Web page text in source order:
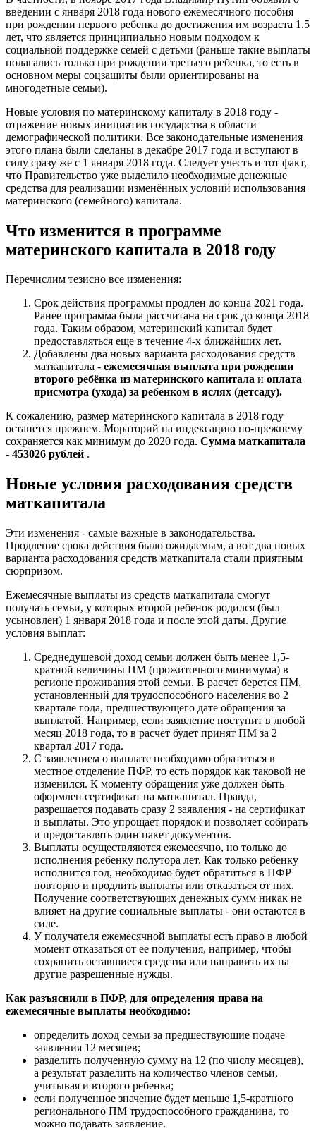
введении с января 2018 года нового ежемесячного пособия
при рождении первого ребенка до достижения им возраста 1.5
лет, что является принципиально новым подходом к
социальной поддержке семей с детьми (раньше такие выплаты
полагались только при рождении третьего ребенка, то есть в
основном меры соцзащиты были ориентированы на
многодетные семьи).
Новые условия по материнскому капиталу в 2018 году -
отражение новых инициатив государства в области
демографической политики. Все законодательные изменения
этого плана были сделаны в декабре 2017 года и вступают в
силу сразу же с 1 января 2018 года. Следует учесть и тот факт,
что Правительство уже выделило необходимые денежные
средства для реализации изменённых условий использования
материнского (семейного) капитала.
Что изменится в программе
материнского капитала в 2018 году
Перечислим тезисно все изменения:
Срок действия программы продлен до конца 2021 года.
Ранее программа была рассчитана на срок до конца 2018
года. Таким образом, материнский капитал будет
предоставляться еще в течение 4-х ближайших лет.
Добавлены два новых варианта расходования средств
маткапитала - ежемесячная выплата при рождении
второго ребёнка из материнского капитала и оплата
присмотра (ухода) за ребенком в яслях (детсаду).
К сожалению, размер материнского капитала в 2018 году
останется прежнем. Мораторий на индексацию по-прежнему
сохраняется как минимум до 2020 года. Сумма маткапитала
- 453026 рублей .
Новые условия расходования средств
маткапитала
Эти изменения - самые важные в законодательства.
Продление срока действия было ожидаемым, а вот два новых
варианта расходования средств маткапитала стали приятным
сюрпризом.
Ежемесячные выплаты из средств маткапитала смогут
получать семьи, у которых второй ребенок родился (был
усыновлен) 1 января 2018 года и после этой даты. Другие
условия выплат:
Среднедушевой доход семьи должен быть менее 1,5-
кратной величины ПМ (прожиточного минимума) в
регионе проживания этой семьи. В расчет берется ПМ,
установленный для трудоспособного населения во 2
квартале года, предшествующего дате обращения за
выплатой. Например, если заявление поступит в любой
месяц 2018 года, то в расчет будет принят ПМ за 2
квартал 2017 года.
С заявлением о выплате необходимо обратиться в
местное отделение ПФР, то есть порядок как таковой не
изменился. К моменту обращения уже должен быть
оформлен сертификат на маткапитал. Правда,
разрешается подавать сразу 2 заявления - на сертификат
и выплаты. Это упрощает порядок и позволяет собирать
и предоставлять один пакет документов.
Выплаты осуществляются ежемесячно, но только до
исполнения ребенку полутора лет. Как только ребенку
исполнится год, необходимо будет обратиться в ПФР
повторно и продлить выплаты или отказаться от них.
Получение соответствующих денежных сумм никак не
влияет на другие социальные выплаты - они остаются в
силе.
У получателя ежемесячной выплаты есть право в любой
момент отказаться от ее получения, например, чтобы
сохранить оставшиеся средства или направить их на
другие разрешенные нужды.
Как разъяснили в ПФР, для определения права на
ежемесячные выплаты необходимо:
определить доход семьи за предшествующие подаче
заявления 12 месяцев;
разделить полученную сумму на 12 (по числу месяцев),
а результат разделить на количество членов семьи,
учитывая и второго ребенка;
если полученное значение будет меньше 1,5-кратного
регионального ПМ трудоспособного гражданина, то
можно подавать заявление.